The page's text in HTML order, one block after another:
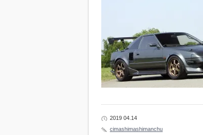
2019 04.14
cimashimashimanchu